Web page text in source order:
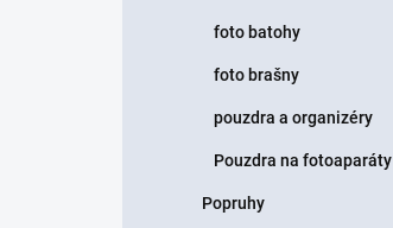
foto batohy
foto brašny
pouzdra a organizéry
Pouzdra na fotoaparáty
Popruhy